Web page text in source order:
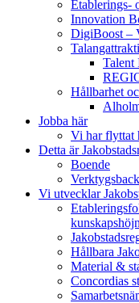
Etablerings-
Innovation
DigiBoost –
Talent
Hållbarhet
Jobba här
Vi har flyttat
Detta är
Boende
Verktygsback
Vi utvecklar
Hållbara
Material &
Concordias